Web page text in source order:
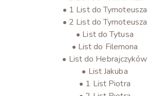
• 1 List do Tymoteusza
• 2 List do Tymoteusza
• List do Tytusa
• List do Filemona
• List do Hebrajczyków
• List Jakuba
• 1 List Piotra